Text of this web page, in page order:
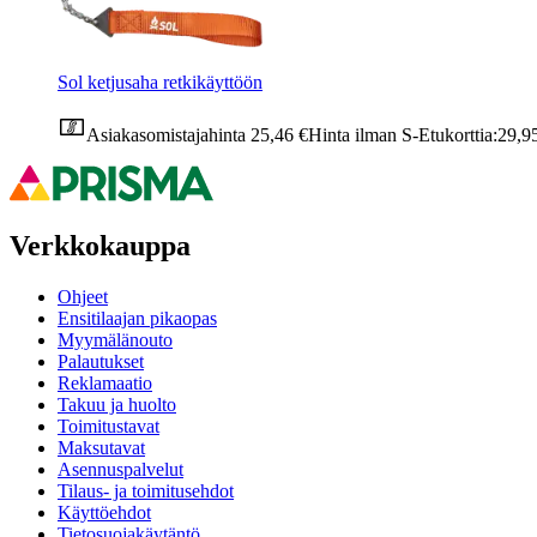
Sol ketjusaha retkikäyttöön
Asiakasomistajahinta 25,46 €Hinta ilman S-Etukorttia:
Verkkokauppa
Ohjeet
Ensitilaajan pikaopas
Myymälänouto
Palautukset
Reklamaatio
Takuu ja huolto
Toimitustavat
Maksutavat
Asennuspalvelut
Tilaus- ja toimitusehdot
Käyttöehdot